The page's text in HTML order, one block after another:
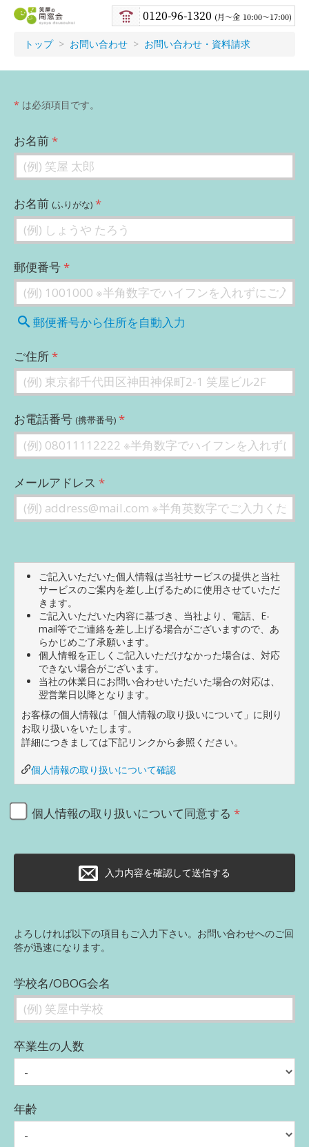
笑屋
の同
窓会
0120-96-1320 月〜金 10:00～17:00
トップ お問い合わせ お問い合わせ・資料請求
* は必須項目です。
お名前
お名前 (ふりがな)
郵便番号
郵便番号から住所を自動入力
ご住所
お電話番号 (携帯番号)
メールアドレス
ご記入いただいた個人情報は当社サービスの提供と当社
サービスのご案内を差し上げるために使用させていただ
きます。
ご記入いただいた内容に基づき、当社より、電話、E-
mail等でご連絡を差し上げる場合がございますので、あ
らかじめご了承願います。
個人情報を正しくご記入いただけなかった場合は、対応
できない場合がございます。
当社の休業日にお問い合わせいただいた場合の対応は、
翌営業日以降となります。
お客様の個人情報は「個人情報の取り扱いについて」に則り
お取り扱いをいたします。
詳細につきましては下記リンクから参照ください。
個人情報の取り扱いについて確認
個人情報の取り扱いについて同意する
入力内容を確認して送信する
よろしければ以下の項目もご入力下さい。お問い合わせへのご回
答が迅速になります。
学校名/OBOG会名
卒業生の人数
年齢